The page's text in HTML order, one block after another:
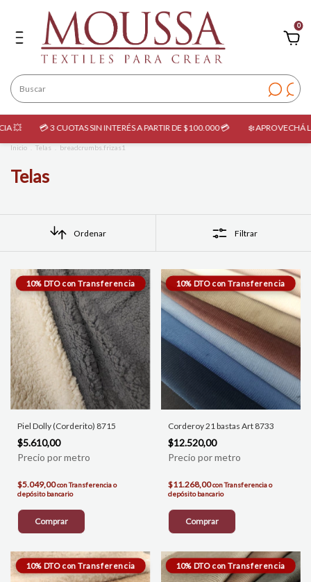
0
SIN INTERÉS A PARTIR DE $100.000 💳 ❄️ APROVECHÁ LAS
Inicio Telas breadcrumbs.frizas1
Telas
Ordenar Filtrar
Piel Dolly (Corderito) 8715
$5.610,00
$5.049,00conTransferencia o
depósito bancario
Comprar
Corderoy 21 bastas Art 8733
$12.520,00
$11.268,00conTransferencia o
depósito bancario
Comprar